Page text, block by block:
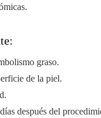
graso.
de la piel.
después del